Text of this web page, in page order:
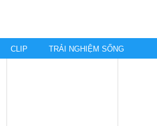
CLIP TRẢI NGHIỆM SỐNG